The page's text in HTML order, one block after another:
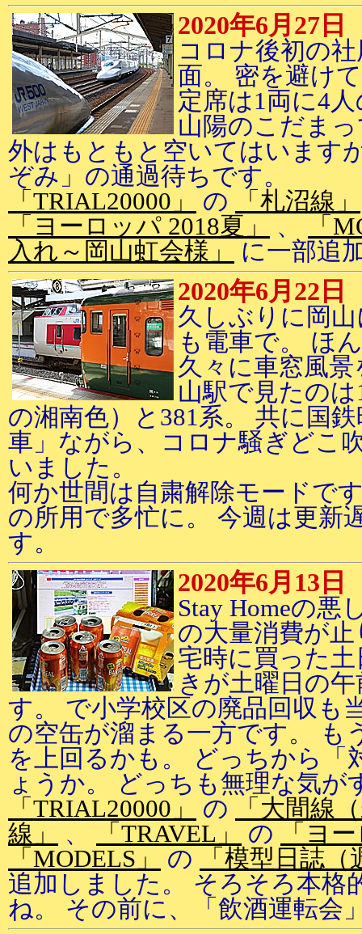
2020年6月27日
コロナ後初の
面。 密を避け
定席は1両に4
山陽のこだま
外はもともと空いてはいます
ぞみ」の通過待ちです。
「TRIAL20000」
の 「札沼線」
「ヨーロッパ 2018夏」
、
「
入れ～岡山虹会様」
に一部追
2020年6月22日
久しぶりに岡
も電車で。 ほ
久々に車窓風
山駅で見たの
の湘南色）と381系。 共に国
車」ながら、コロナ騒ぎどこ
いました。
何か世間は自粛解除モードで
の所用で多忙に。 今週は更新
す。
2020年6月13日
Stay Homeの悪
の大量消費が
宅時に買った
きが土曜日の
す。 で小学校区の廃品回収も
の空缶が溜まる一方です。 も
を上回るかも。 どっちから「
ょうか。 どっちも無理な気が
「TRIAL20000」
の
「大間線
線」
、 「TRAVEL」 の
「ヨ
「MODELS」
の
「模型日誌
追加しました。 そろそろ本格
ね。 その前に、「飲酒運転会